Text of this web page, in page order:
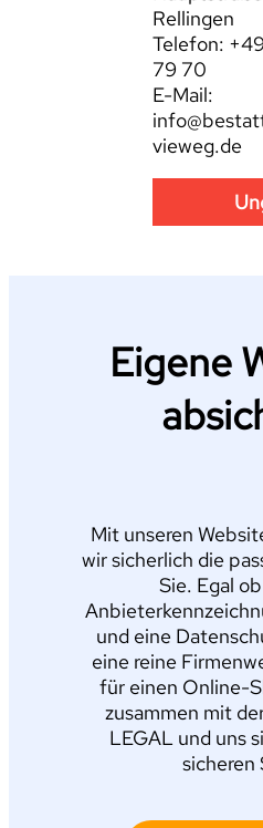
Rellingen
Telefon:
79 70
E-Mail:
vieweg.de
Eigene
Mit unseren
wir sicherlich die
Sie. Egal
und eine
eine reine
für einen Online-
zusammen mit
LEGAL und uns
sicheren